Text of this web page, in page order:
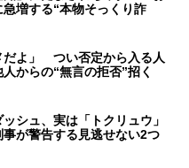
増する“本物そっくり詐
だよ」 つい否定から入る人
からの“無言の拒否”招く
シュ、実は「トクリュウ」
が警告する見逃せない2つ